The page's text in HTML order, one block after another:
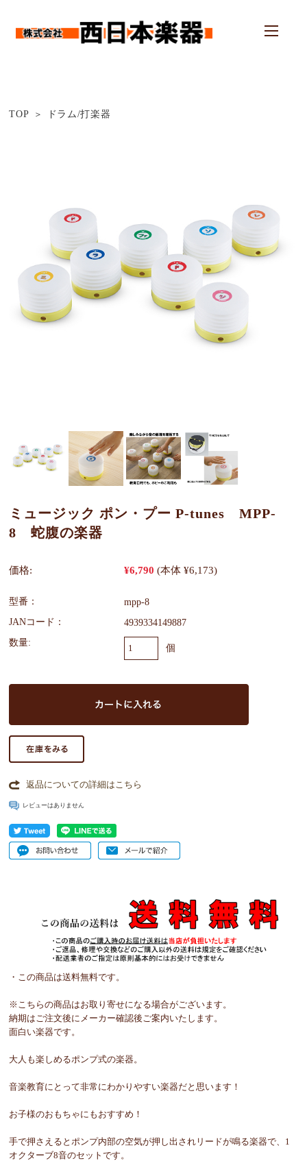
TOP ドラム/打楽器
ミュージック ポン・プー P-tunes MPP-
8 蛇腹の楽器
価格: ¥6,790 (本体 ¥6,173)
型番：
mpp-8
JANコード：
4939334149887
数量:
個
返品についての詳細はこちら
レビューはありません
・この商品は送料無料です。
※こちらの商品はお取り寄せになる場合がございます。
納期はご注文後にメーカー確認後ご案内いたします。
面白い楽器です。
大人も楽しめるポンプ式の楽器。
音楽教育にとって非常にわかりやすい楽器だと思います！
お子様のおもちゃにもおすすめ！
手で押さえるとポンプ内部の空気が押し出されリードが鳴る楽器で、1
オクターブ8音のセットです。